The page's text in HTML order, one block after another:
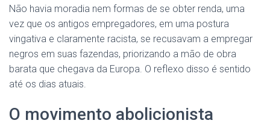
Não havia moradia nem formas de se obter renda, uma
vez que os antigos empregadores, em uma postura
vingativa e claramente racista, se recusavam a empregar
negros em suas fazendas, priorizando a mão de obra
barata que chegava da Europa. O reflexo disso é sentido
até os dias atuais.
O movimento abolicionista